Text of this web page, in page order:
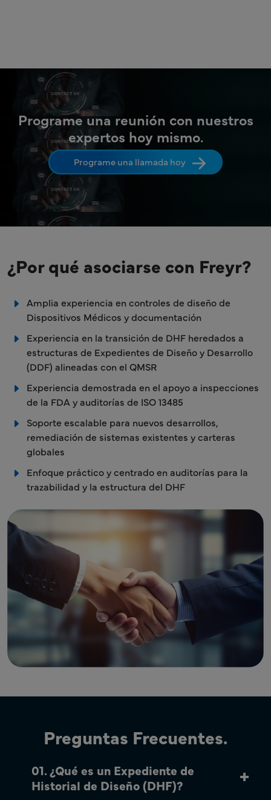
Programe una reunión con nuestros
expertos hoy mismo.
Programe una llamada hoy
¿Por qué asociarse con Freyr?
Amplia experiencia en controles de diseño de
Dispositivos Médicos y documentación
Experiencia en la transición de DHF heredados a
estructuras de Expedientes de Diseño y Desarrollo
(DDF) alineadas con el QMSR
Experiencia demostrada en el apoyo a inspecciones
de la FDA y auditorías de ISO 13485
Soporte escalable para nuevos desarrollos,
remediación de sistemas existentes y carteras
globales
Enfoque práctico y centrado en auditorías para la
trazabilidad y la estructura del DHF
Preguntas Frecuentes.
01. ¿Qué es un Expediente de
Historial de Diseño (DHF)?